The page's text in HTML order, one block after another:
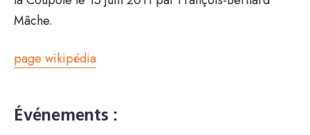
Mâche.
page wikipédia
Événements :